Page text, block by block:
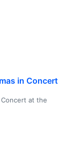
in Concert
at the